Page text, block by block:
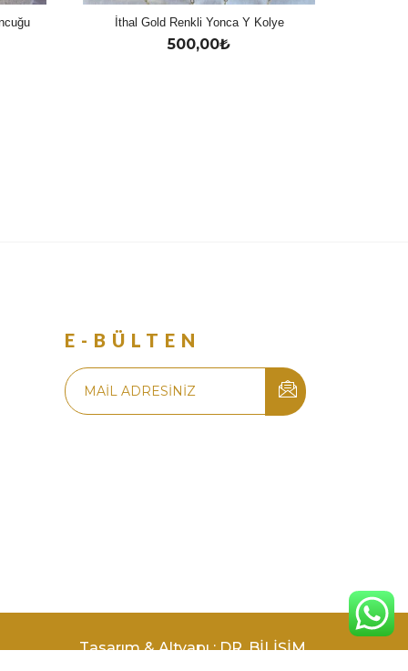
İthal Gold Renkli Yonca Y Kolye
500,00₺
E-BÜLTEN
Tasarım & Altyapı : DR. BİLİŞİM